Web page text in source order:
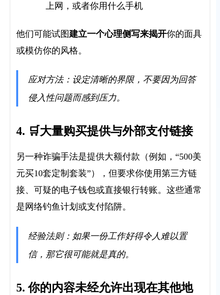
上网，或者你用什么手机
他们可能试图建立一个心理侧写来揭开你的面具
或模仿你的风格。
应对方法：设定清晰的界限，不要因为回答
侵入性问题而感到压力。
4. 🛒大量购买提供与外部支付链接
另一种诈骗手法是提供大额付款（例如，“500美
元买10套定制套装”），但要求你使用第三方链
接、可疑的电子钱包或直接银行转账。这些通常
是网络钓鱼计划或支付陷阱。
经验法则：如果一份工作好得令人难以置
信，那它很可能就是真的。
5. 你的内容未经允许出现在其他地